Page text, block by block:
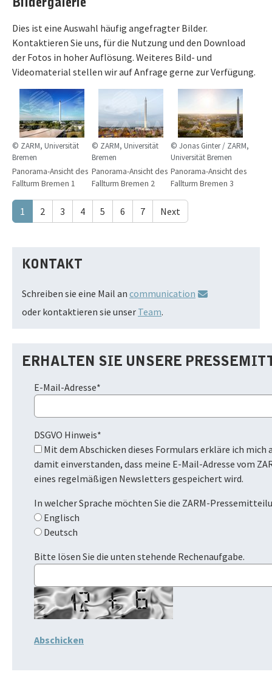
Bildergalerie
Dies ist eine Auswahl häufig angefragter Bilder.
Kontaktieren Sie uns, für die Nutzung und den Download
der Fotos in hoher Auflösung. Weiteres Bild- und
Videomaterial stellen wir auf Anfrage gerne zur Verfügung.
© ZARM, Universität
Bremen
Panorama-Ansicht des
Fallturm Bremen 1
© ZARM, Universität
Bremen
Panorama-Ansicht des
Fallturm Bremen 2
© Jonas Ginter / ZARM,
Universität Bremen
Panorama-Ansicht des
Fallturm Bremen 3
1 2 3 4 5 6 7 Next
KONTAKT
Schreiben sie eine Mail an communication
oder kontaktieren sie unser Team.
ERHALTEN SIE UNSERE
E-Mail-Adresse*
DSGVO Hinweis*
damit einverstanden, dass meine E-Mail-Adresse vom
eines regelmäßigen Newsletters gespeichert wird.
In welcher Sprache möchten Sie die ZARM-
Englisch
Deutsch
Bitte lösen Sie die unten stehende Rechenaufgabe.